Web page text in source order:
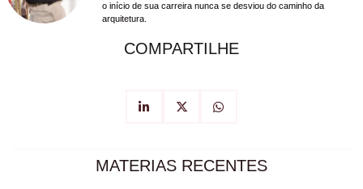
o início de sua carreira nunca se desviou do caminho da
arquitetura.
COMPARTILHE
MATERIAS RECENTES